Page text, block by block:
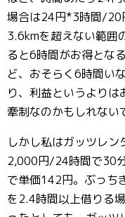
場合は24円*3時間/20
3.6kmを超えない範囲
ると6時間がお得とな
ど、おそらく6時間い
り、利益というより
牽制なのかもしれない
しかし私はガッツレ
2,000円/24時間で30
で単価142円。ぶっち
を2.4時間以上借りる